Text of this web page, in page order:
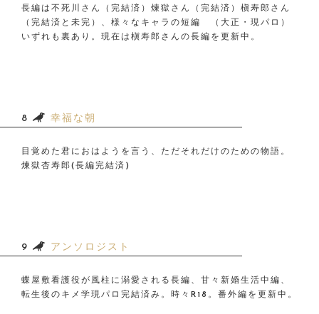
長編は不死川さん（完結済）煉獄さん（完結済）槇寿郎さん
（完結済と未完）、様々なキャラの短編 （大正・現パロ）
いずれも裏あり。現在は槇寿郎さんの長編を更新中。
8 幸福な朝
目覚めた君におはようを言う、ただそれだけのための物語。
煉獄杏寿郎(長編完結済)
9 アンソロジスト
蝶屋敷看護役が風柱に溺愛される長編、甘々新婚生活中編、
転生後のキメ学現パロ完結済み。時々R18。番外編を更新中。